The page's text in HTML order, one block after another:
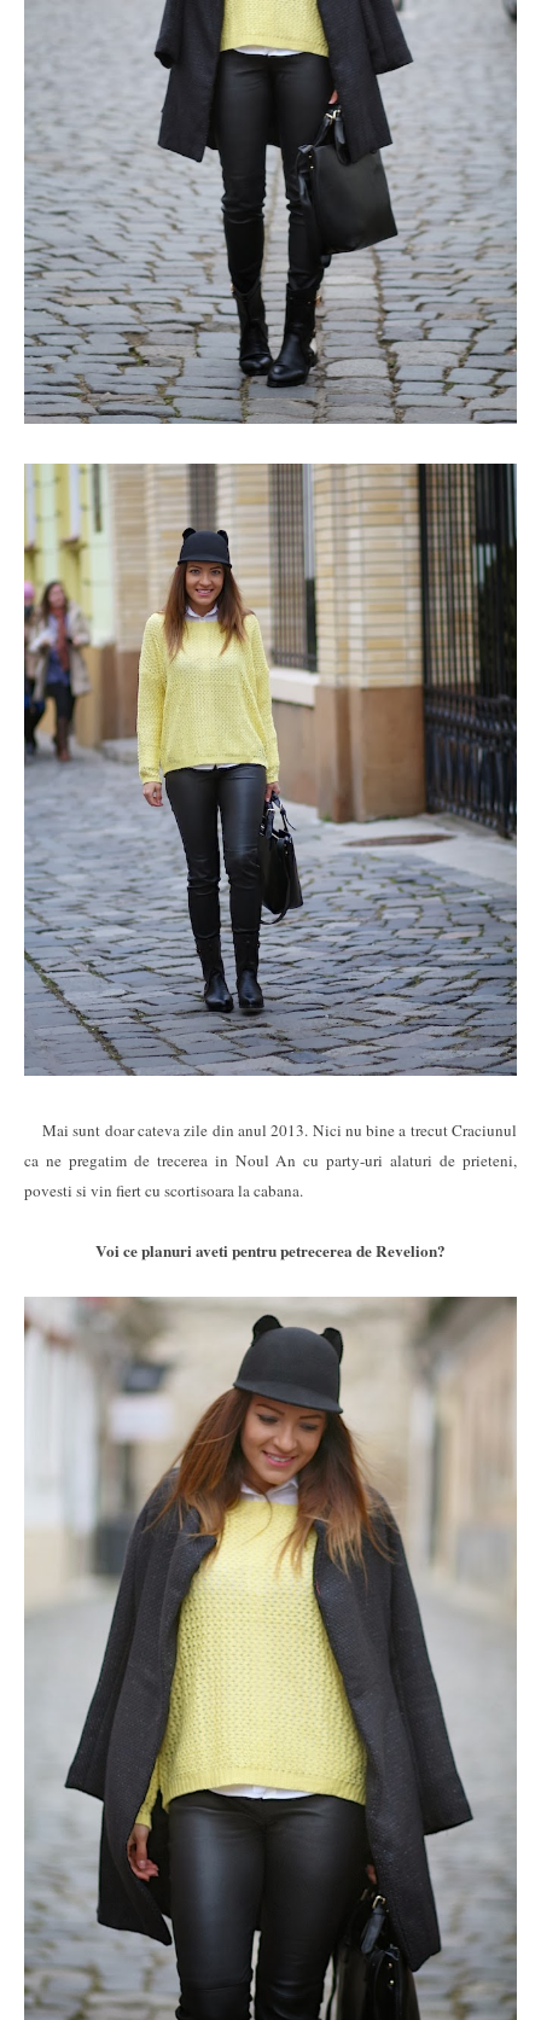
Mai sunt doar cateva zile din anul 2013. Nici nu bine a trecut Craciunul
ca ne pregatim de trecerea in Noul An cu party-uri alaturi de prieteni,
povesti si vin fiert cu scortisoara la cabana.
Voi ce planuri aveti pentru petrecerea de Revelion?